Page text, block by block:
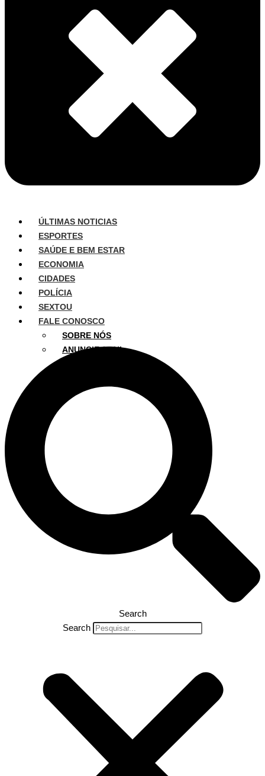
ÚLTIMAS NOTICIAS
ESPORTES
SAÚDE E BEM ESTAR
ECONOMIA
CIDADES
POLÍCIA
SEXTOU
FALE CONOSCO
SOBRE NÓS
ANUNCIE AQUI
Search
Search